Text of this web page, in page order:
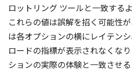
ロットリング ツールと一致する
これらの値は誤解を招く可能性
は各オプションの横にレイテン
ロードの指標が表示されなくな
ションの実際の体験と一致させる